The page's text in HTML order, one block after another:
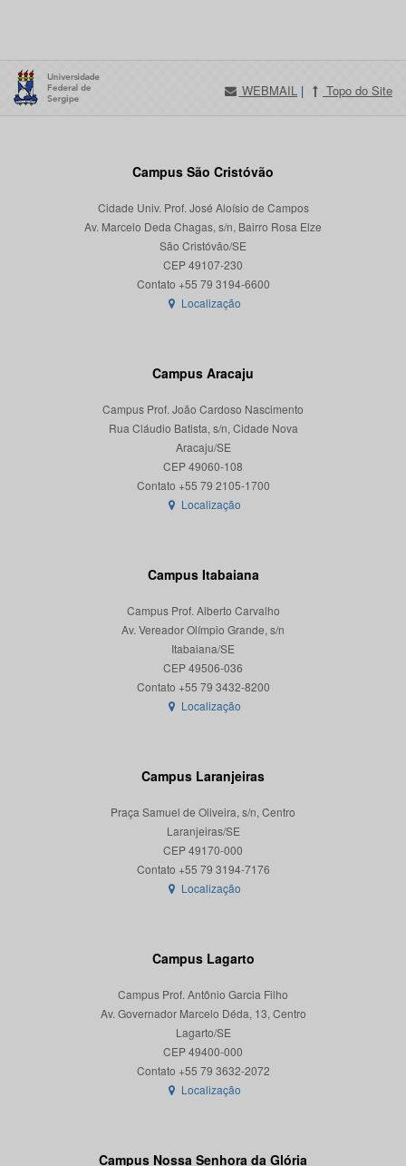
WEBMAIL | Topo do Site
Campus São Cristóvão
Cidade Univ. Prof. José Aloísio de Campos
Av. Marcelo Deda Chagas, s/n, Bairro Rosa Elze
São Cristóvão/SE
CEP 49107-230
Localização
Campus Aracaju
Campus Prof. João Cardoso Nascimento
Rua Cláudio Batista, s/n, Cidade Nova
Aracaju/SE
CEP 49060-108
Localização
Campus Itabaiana
Campus Prof. Alberto Carvalho
Av. Vereador Olímpio Grande, s/n
Itabaiana/SE
CEP 49506-036
Localização
Campus Laranjeiras
Praça Samuel de Oliveira, s/n, Centro
Laranjeiras/SE
CEP 49170-000
Localização
Campus Lagarto
Campus Prof. Antônio Garcia Filho
Av. Governador Marcelo Déda, 13, Centro
Lagarto/SE
CEP 49400-000
Localização
Campus Nossa Senhora da Glória